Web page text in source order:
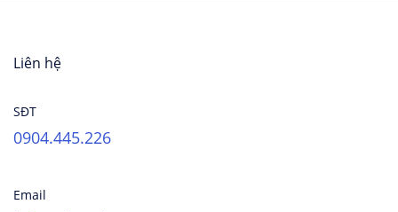
Liên hệ
SĐT
0904.445.226
Email